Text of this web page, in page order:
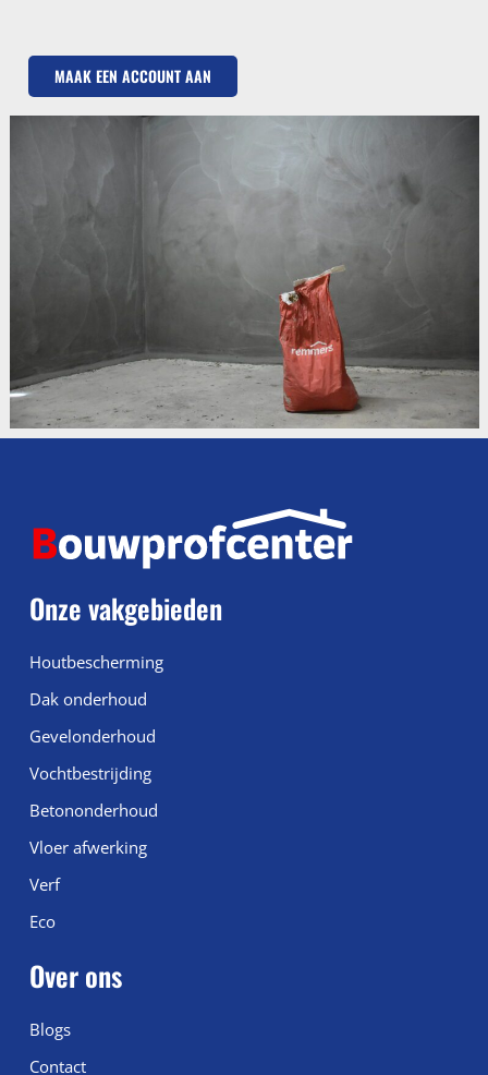
MAAK EEN ACCOUNT AAN
Onze vakgebieden
Houtbescherming
Dak onderhoud
Gevelonderhoud
Vochtbestrijding
Betononderhoud
Vloer afwerking
Verf
Eco
Over ons
Blogs
Contact